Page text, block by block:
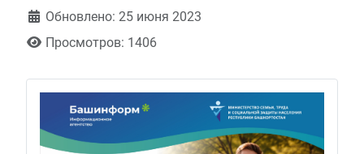
Обновлено: 25 июня 2023
Просмотров: 1406